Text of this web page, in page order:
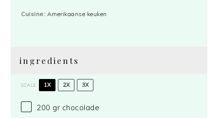
Cuisine: Amerikaanse keuken
ingredients
SCALE 1X 2X 3X
200 gr chocolade